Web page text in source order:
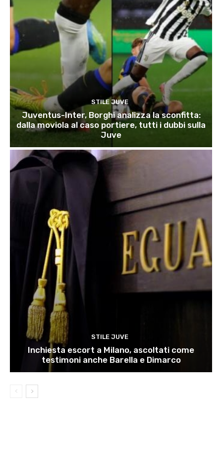
STILE JUVE
Juventus-Inter, Borghi analizza la sconfitta:
dalla moviola al caso portiere, tutti i dubbi sulla
Juve
STILE JUVE
Inchiesta escort a Milano, ascoltati come
testimoni anche Barella e Dimarco